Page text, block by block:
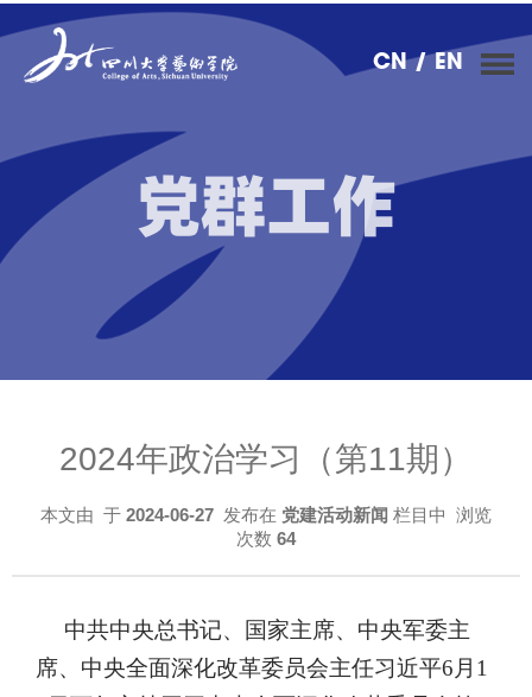
/ EN
CN
党群工作
2024年政治学习（第11期）
本文由 于 2024-06-27 发布在 党建活动新闻 栏目中 浏览
次数 64
中共中央总书记、国家主席、中央军委主
席、中央全面深化改革委员会主任习近平6月1